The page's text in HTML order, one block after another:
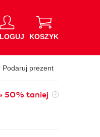
KOSZYK
Podaruj prezent
50% taniej